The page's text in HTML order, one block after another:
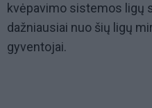
kvėpavimo sistemos ligų
dažniausiai nuo šių ligų
gyventojai.